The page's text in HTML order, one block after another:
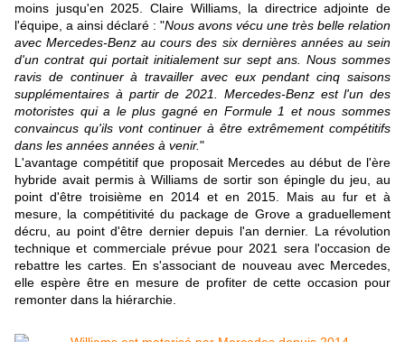
moins jusqu'en 2025. Claire Williams, la directrice adjointe de
l'équipe, a ainsi déclaré : "Nous avons vécu une très belle relation
avec Mercedes-Benz au cours des six dernières années au sein
d'un contrat qui portait initialement sur sept ans. Nous sommes
ravis de continuer à travailler avec eux pendant cinq saisons
supplémentaires à partir de 2021. Mercedes-Benz est l'un des
motoristes qui a le plus gagné en Formule 1 et nous sommes
convaincus qu'ils vont continuer à être extrêmement compétitifs
dans les années années à venir."
L'avantage compétitif que proposait Mercedes au début de l'ère
hybride avait permis à Williams de sortir son épingle du jeu, au
point d'être troisième en 2014 et en 2015. Mais au fur et à
mesure, la compétitivité du package de Grove a graduellement
décru, au point d'être dernier depuis l'an dernier. La révolution
technique et commerciale prévue pour 2021 sera l'occasion de
rebattre les cartes. En s'associant de nouveau avec Mercedes,
elle espère être en mesure de profiter de cette occasion pour
remonter dans la hiérarchie.